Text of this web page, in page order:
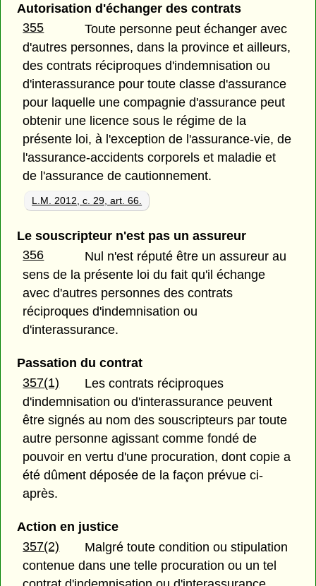
Autorisation d'échanger des contrats
355
Toute personne peut échanger avec
d'autres personnes, dans la province et ailleurs,
des contrats réciproques d'indemnisation ou
d'interassurance pour toute classe d'assurance
pour laquelle une compagnie d'assurance peut
obtenir une licence sous le régime de la
présente loi, à l'exception de l'assurance-vie, de
l'assurance-accidents corporels et maladie et
de l'assurance de cautionnement.
L.M. 2012, c. 29, art. 66.
Le souscripteur n'est pas un assureur
356
Nul n'est réputé être un assureur au
sens de la présente loi du fait qu'il échange
avec d'autres personnes des contrats
réciproques d'indemnisation ou
d'interassurance.
Passation du contrat
357(1)
Les contrats réciproques
d'indemnisation ou d'interassurance peuvent
être signés au nom des souscripteurs par toute
autre personne agissant comme fondé de
pouvoir en vertu d'une procuration, dont copie a
été dûment déposée de la façon prévue ci-
après.
Action en justice
357(2)
Malgré toute condition ou stipulation
contenue dans une telle procuration ou un tel